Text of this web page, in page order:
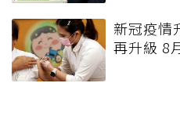
新冠疫情
再升級 8